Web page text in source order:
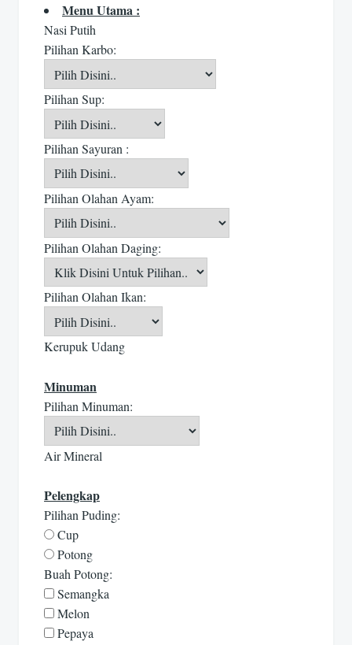
Menu Utama :
Nasi Putih
Pilihan Karbo:
Pilihan Sup:
Pilihan Sayuran :
Pilihan Olahan Ayam:
Pilihan Olahan Daging:
Pilihan Olahan Ikan:
Kerupuk Udang
Minuman
Pilihan Minuman:
Air Mineral
Pelengkap
Pilihan Puding:
Cup
Potong
Buah Potong:
Semangka
Melon
Pepaya